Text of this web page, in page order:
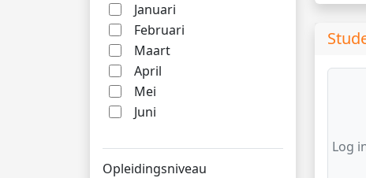
Januari
Februari
Maart
April
Mei
Juni
Opleidingsniveau
Log